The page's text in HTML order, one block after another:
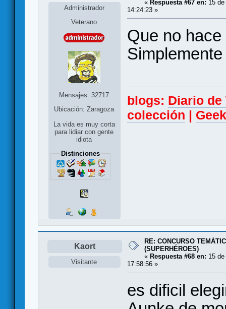
Administrador
Veterano
Mensajes: 32717
Ubicación: Zaragoza
La vida es muy corta
para lidiar con gente
idiota
Distinciones
« Respuesta #67 en: 15
14:24:23 »
Que no
blogs: Diario
colección
Kaort
Visitante
RE: CONCURSO
(SUPERHÉROES)
« Respuesta #68 en: 15
17:58:56 »
es dificil